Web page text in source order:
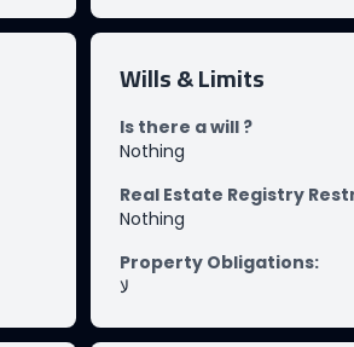
Wills & Limits
Is there a will ?
Nothing
Real Estate Registry
Nothing
Property Obligations:
لا